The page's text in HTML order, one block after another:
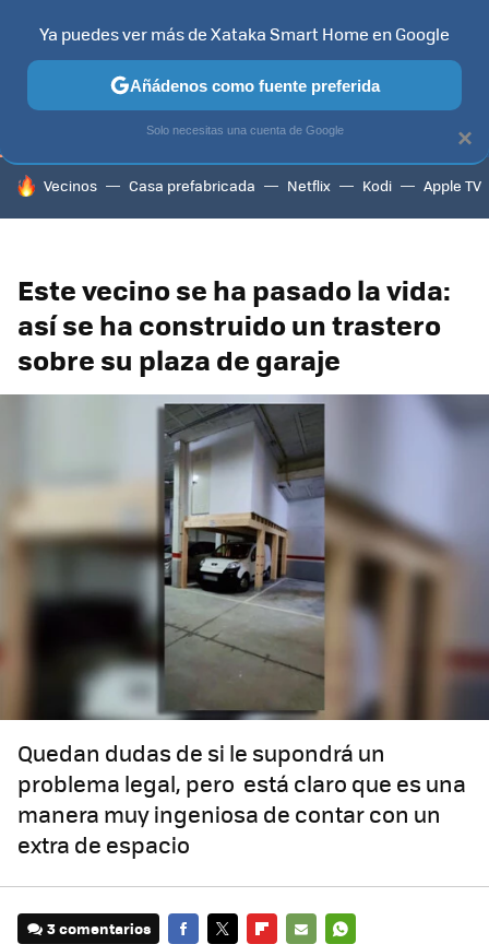
TELEVISORES CONTENIDOS SMART TV SELECCIÓN
HOY SE HABLA DE
Vecinos Casa prefabricada Netflix Kodi Apple TV
Este vecino se ha pasado la vida:
así se ha construido un trastero
sobre su plaza de garaje
Quedan dudas de si le supondrá un
problema legal, pero está claro que es una
manera muy ingeniosa de contar con un
extra de espacio
3 comentarios
×
Ya puedes ver más de Xataka Smart Home en Google
Añádenos como fuente preferida
Solo necesitas una cuenta de Google